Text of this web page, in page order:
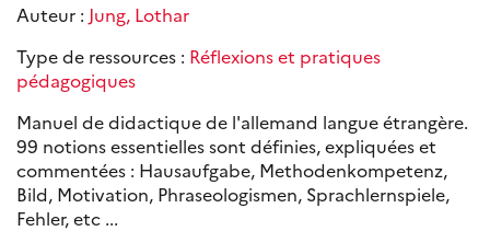
Auteur : Jung, Lothar
Type de ressources : Réflexions et pratiques
pédagogiques
Manuel de didactique de l'allemand langue étrangère.
99 notions essentielles sont définies, expliquées et
commentées : Hausaufgabe, Methodenkompetenz,
Bild, Motivation, Phraseologismen, Sprachlernspiele,
Fehler, etc ...